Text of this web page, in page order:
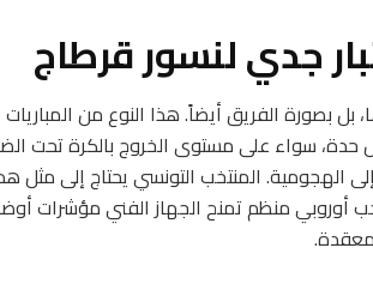
جدي لنسور قرطاج
بل بصورة الفريق أيضاً. هذا النوع من
سواء على مستوى الخروج بالكرة تحت
الهجومية. المنتخب التونسي يحتاج إلى مثل
منظم تمنح الجهاز الفني مؤشرات